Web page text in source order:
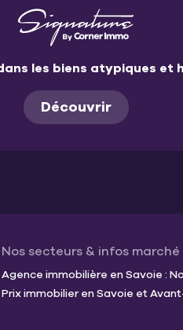
les biens atypiques et
Découvrir
Nos secteurs & infos marché
Agence immobilière en Savoie :
Prix immobilier en Savoie et